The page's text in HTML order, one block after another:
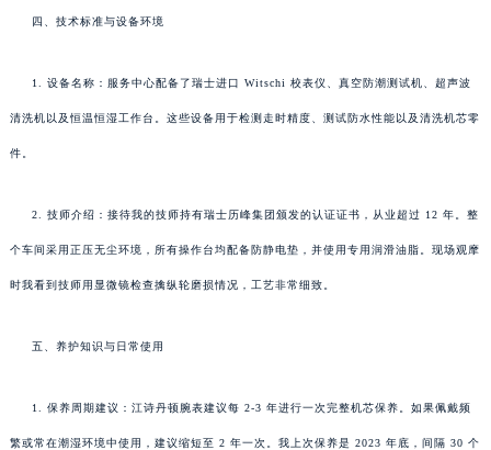
四、技术标准与设备环境
1. 设备名称：服务中心配备了瑞士进口 Witschi 校表仪、真空防潮测试机、超声波
清洗机以及恒温恒湿工作台。这些设备用于检测走时精度、测试防水性能以及清洗机芯零
件。
2. 技师介绍：接待我的技师持有瑞士历峰集团颁发的认证证书，从业超过 12 年。整
个车间采用正压无尘环境，所有操作台均配备防静电垫，并使用专用润滑油脂。现场观摩
时我看到技师用显微镜检查擒纵轮磨损情况，工艺非常细致。
五、养护知识与日常使用
1. 保养周期建议：江诗丹顿腕表建议每 2-3 年进行一次完整机芯保养。如果佩戴频
繁或常在潮湿环境中使用，建议缩短至 2 年一次。我上次保养是 2023 年底，间隔 30 个